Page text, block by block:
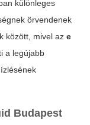
különleges
örvendenek
között, mivel az e
a legújabb
Budapest